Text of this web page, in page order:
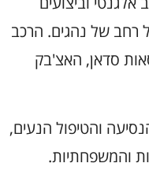
קהל רחב של נהגים. הרכב
סדאן, האצ'בק
הנסיעה והטיפול הנעים,
והמשפחתיות.